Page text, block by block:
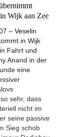
Wijk aan Zee
– Veselin
in Wijk
Fahrt und
Anand in der
eine
sehr, dass
nicht im
seine passive
Sieg schob